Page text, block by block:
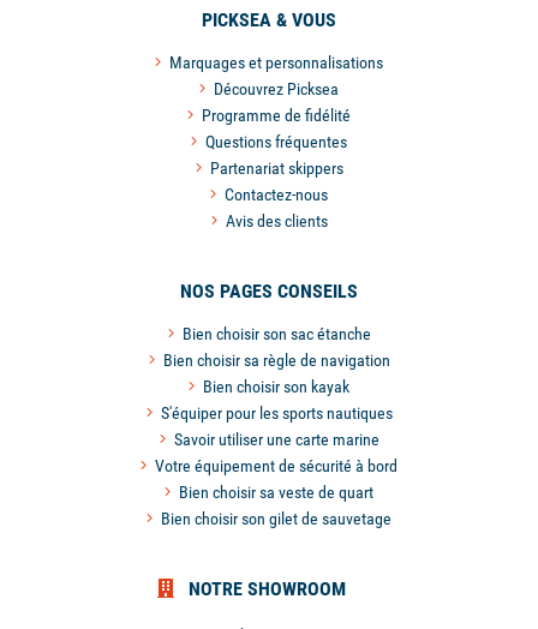
PICKSEA & VOUS
Marquages et personnalisations
Découvrez Picksea
Programme de fidélité
Questions fréquentes
Partenariat skippers
Contactez-nous
Avis des clients
NOS PAGES CONSEILS
Bien choisir son sac étanche
Bien choisir sa règle de navigation
Bien choisir son kayak
S'équiper pour les sports nautiques
Savoir utiliser une carte marine
Votre équipement de sécurité à bord
Bien choisir sa veste de quart
Bien choisir son gilet de sauvetage
NOTRE SHOWROOM